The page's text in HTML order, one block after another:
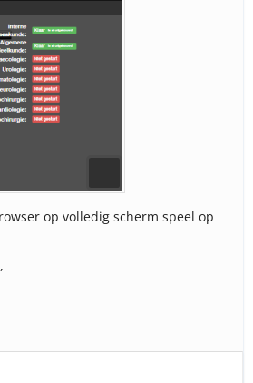
op volledig scherm speel op